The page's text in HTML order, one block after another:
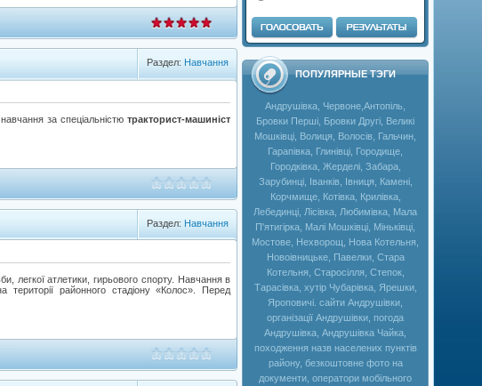
ПОПУЛЯРНЫЕ ТЭГИ
Андрушівка, Червоне,Антопіль,
Бровки Перші, Бровки Другі, Великі
Мошківці, Волиця, Волосів, Гальчин,
Гарапівка, Глинівці, Городище,
Городківка, Жерделі, Забара,
Зарубинці, Іванків, Івниця, Камені,
Корчмище, Котівка, Крилівка,
Лебединці, Лісівка, Любимівка, Мала
П'ятигірка, Малі Мошківці, Міньківці,
Мостове, Нехворощ, Нова Котельня,
Новоівницьке, Павелки, Стара
Котельня, Старосілля, Степок,
Тарасівка, хутір Чубарівка, Ярешки,
Яроповичі. сайти Андрушівки,
організації Андрушівки, погода
Андрушівка, Андрушівка Чайка,
походження назв населених пунктів
району, безкоштовне фото на
документи, оператори мобільного
Раздел: Навчання
за спеціальністютракторист-машиніст
Раздел:Навчання
легкої атлетики, гирьового спорту. Навчання в
районного стадіону «Колос». Перед